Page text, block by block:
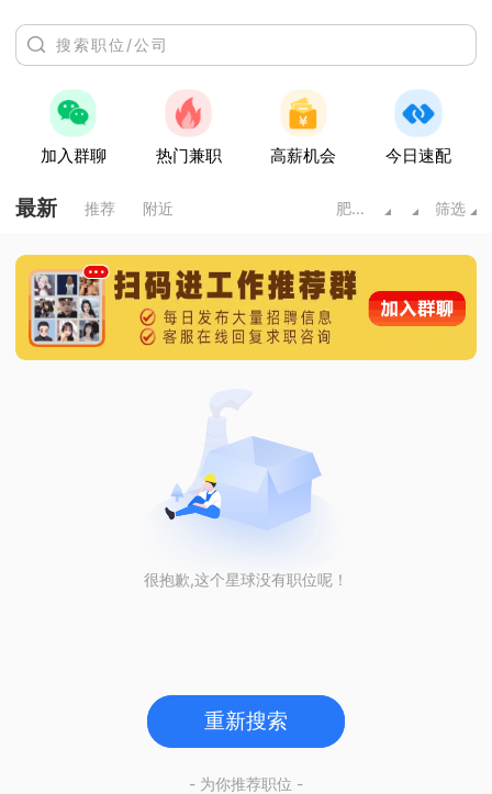
加入群聊 热门兼职 高薪机会 今日速配
最新 推荐 附近 肥城市 筛选
很抱歉,这个星球没有职位呢！
重新搜索
- 为你推荐职位 -